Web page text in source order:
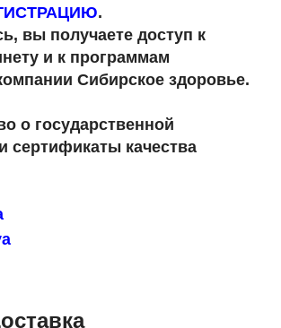
.
вы получаете доступ к
и к программам
Сибирское здоровье.
о государственной
сертификаты качества